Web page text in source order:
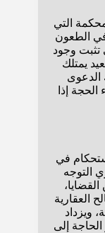
التي
الطعون
تثبت وجود
يمتلك
الدعوى
الحجة إذا
في
التوجه
العقارية
ويزداد
إلى